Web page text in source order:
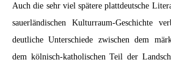
Auch die sehr viel spätere plattdeutsche
sauerländischen Kulturraum-Geschichte
deutliche Unterschiede zwischen dem
dem kölnisch-katholischen Teil der